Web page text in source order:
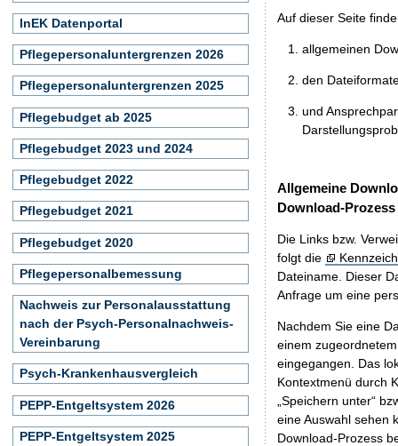
Auf dieser Seite
allgemeinen
den
und
Allgemeine
Download-Prozess
Die Links bzw.
folgt die
Dateiname. Dieser
Anfrage um eine
Nachdem Sie eine
einem
eingegangen. Das
Kontextmenü durch
„Speichern unter“
eine Auswahl sehen
Download-Prozess
InEK Datenportal
Pflegepersonaluntergrenzen 2026
Pflegepersonaluntergrenzen 2025
Pflegebudget ab 2025
Pflegebudget 2023 und 2024
Pflegebudget 2022
Pflegebudget 2021
Pflegebudget 2020
Pflegepersonalbemessung
Nachweis zur Personalausstattung
nach der Psych-Personalnachweis-
Vereinbarung
Psych-Krankenhausvergleich
PEPP-Entgeltsystem 2026
PEPP-Entgeltsystem 2025